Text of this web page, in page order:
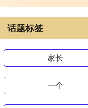
话题标签
家长
一个